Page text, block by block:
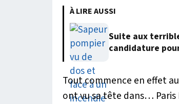
À LIRE AUSSI
Suite aux
candidature
Tout commence en effet
ont vu sa tête dans… Paris